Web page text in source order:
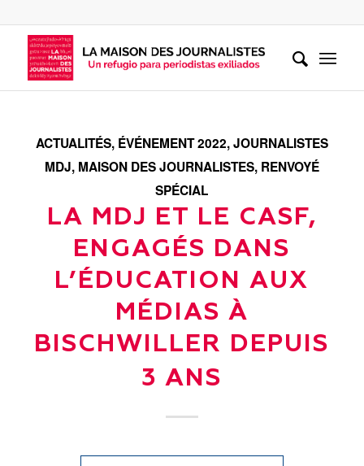
ACTUALITÉS, ÉVÉNEMENT 2022,JOURNALISTES
MDJ, MAISON DES JOURNALISTES, RENVOYÉ
SPÉCIAL
LA MDJ ET LE CASF,
ENGAGÉS DANS
L’ÉDUCATION AUX
MÉDIAS À
BISCHWILLER DEPUIS
3 ANS